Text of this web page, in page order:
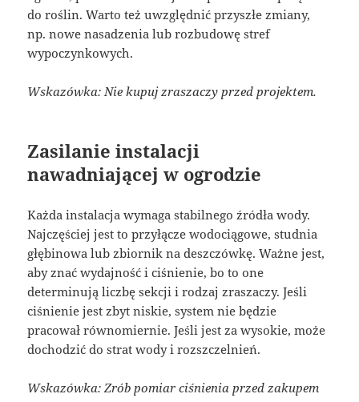
do roślin. Warto też uwzględnić przyszłe zmiany,
np. nowe nasadzenia lub rozbudowę stref
wypoczynkowych.
Wskazówka: Nie kupuj zraszaczy przed projektem.
Zasilanie instalacji
nawadniającej w ogrodzie
Każda instalacja wymaga stabilnego źródła wody.
Najczęściej jest to przyłącze wodociągowe, studnia
głębinowa lub zbiornik na deszczówkę. Ważne jest,
aby znać wydajność i ciśnienie, bo to one
determinują liczbę sekcji i rodzaj zraszaczy. Jeśli
ciśnienie jest zbyt niskie, system nie będzie
pracował równomiernie. Jeśli jest za wysokie, może
dochodzić do strat wody i rozszczelnień.
Wskazówka: Zrób pomiar ciśnienia przed zakupem